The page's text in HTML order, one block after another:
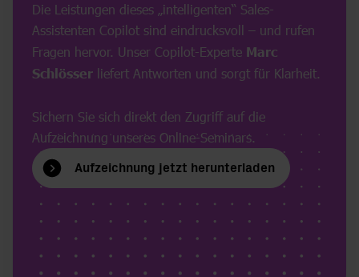
Die Leistungen dieses „intelligenten“ Sales-
Assistenten Copilot sind eindrucksvoll – und rufen
Fragen hervor. Unser Copilot-Experte Marc
Schlösser liefert Antworten und sorgt für Klarheit.
Sichern Sie sich direkt den Zugriff auf die
Aufzeichnung unseres Online-Seminars.
Aufzeichnung jetzt herunterladen